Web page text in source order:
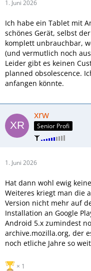
1. Juni 2026
Ich habe ein Tablet mit
schönes Gerät, selbst
komplett unbrauchbar,
(und vermutlich noch
Leider gibt es keinen
planned obsolescence.
anfangen könnte.
xrw
Senior Profi
1. Juni 2026
Hat dann wohl ewig
Weiteres kriegt man die
Version nicht mehr auf
Installation an Google
Android 5.x zumindest
archive.mozilla.org, der
noch etliche Jahre so
1